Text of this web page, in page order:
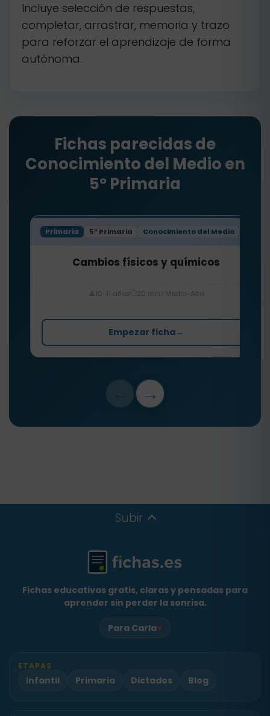
Incluye selección de respuestas,
completar, arrastrar, memoria y trazo
para reforzar el aprendizaje de forma
autónoma.
Fichas parecidas de
Conocimiento del Medio en
5º Primaria
Primaria 5º Primaria Conocimiento del Medio
Cambios físicos y químicos
10-11 años 20 min Media-Alta
Empezar ficha→
→
Subir
Fichas educativas gratis, claras y pensadas para
aprender sin perder la sonrisa.
Para Carla♥
ETAPAS
Infantil Primaria Dictados Blog